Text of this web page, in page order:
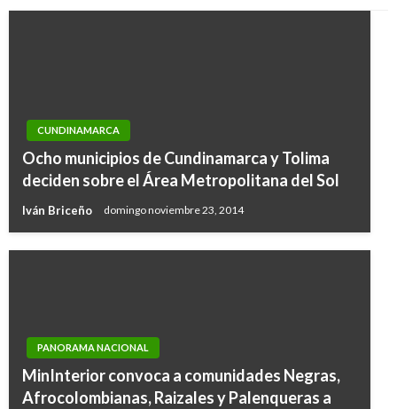
CUNDINAMARCA
Ocho municipios de Cundinamarca y Tolima
deciden sobre el Área Metropolitana del Sol
Iván Briceño domingo noviembre 23, 2014
PANORAMA NACIONAL
MinInterior convoca a comunidades Negras,
Afrocolombianas, Raizales y Palenqueras a